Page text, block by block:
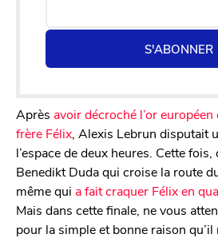
S'ABONNER
Après avoir décroché l’or
frère Félix , Alexis Lebrun disputait
l’espace de deux heures. Cette fois,
Benedikt Duda qui croise la route
même qui a fait craquer Félix en
Mais dans cette finale, ne vous
pour la simple et bonne raison qu’il